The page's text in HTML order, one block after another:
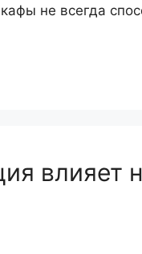
не всегда
влияет